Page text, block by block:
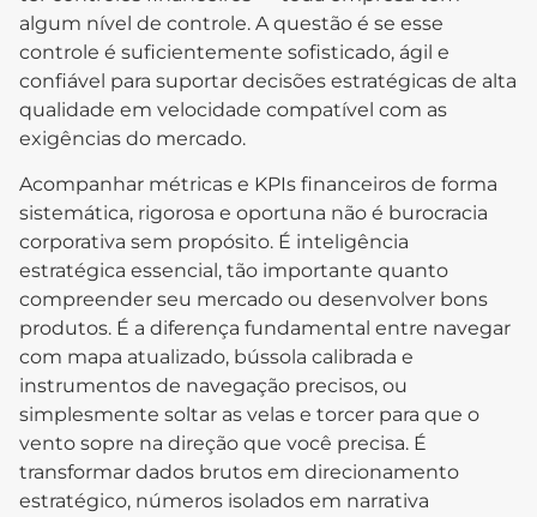
algum nível de controle. A questão é se esse
controle é suficientemente sofisticado, ágil e
confiável para suportar decisões estratégicas de alta
qualidade em velocidade compatível com as
exigências do mercado.
Acompanhar métricas e KPIs financeiros de forma
sistemática, rigorosa e oportuna não é burocracia
corporativa sem propósito. É inteligência
estratégica essencial, tão importante quanto
compreender seu mercado ou desenvolver bons
produtos. É a diferença fundamental entre navegar
com mapa atualizado, bússola calibrada e
instrumentos de navegação precisos, ou
simplesmente soltar as velas e torcer para que o
vento sopre na direção que você precisa. É
transformar dados brutos em direcionamento
estratégico, números isolados em narrativa